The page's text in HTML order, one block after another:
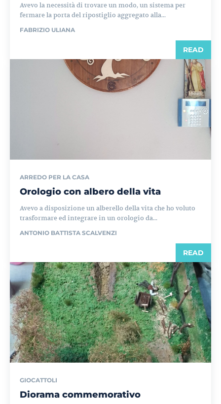
Avevo la necessità di trovare un modo, un sistema per
fermare la porta del ripostiglio aggregato alla...
FABRIZIO ULIANA
READ
ARREDO PER LA CASA
Orologio con albero della vita
Avevo a disposizione un alberello della vita che ho voluto
trasformare ed integrare in un orologio da...
ANTONIO BATTISTA SCALVENZI
READ
GIOCATTOLI
Diorama commemorativo